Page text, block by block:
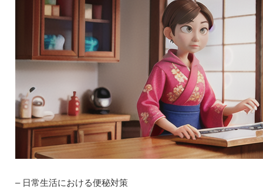
– 日常生活における便秘対策